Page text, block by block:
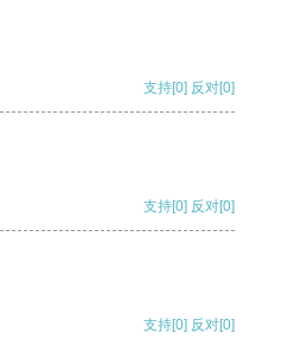
支持[0] 反对[0]
支持[0] 反对[0]
支持[0] 反对[0]